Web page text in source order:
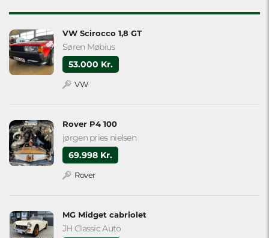
VW Scirocco 1,8 GT
Søren Møbius
53.000 Kr.
VW
Rover P4 100
jørgen pries nielsen
69.998 Kr.
Rover
MG Midget cabriolet
JH Classic Auto